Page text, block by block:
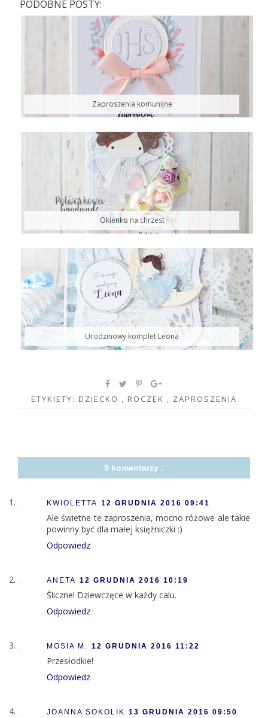
PODOBNE POSTY:
Zaproszenia komunijne
Okienko na chrzest
Urodzinowy komplet Leona
ETYKIETY: DZIECKO ROCZEK ZAPROSZENIA
9 komentarzy :
KWIOLETTA 12 GRUDNIA 2016 09:41
Ale świetne te zaproszenia, mocno różowe ale takie
powinny być dla małej księżniczki :)
Odpowiedz
ANETA 12 GRUDNIA 2016 10:19
Śliczne! Dziewczęce w każdy calu.
Odpowiedz
MOSIA M. 12 GRUDNIA 2016 11:22
Przesłodkie!
Odpowiedz
JOANNA SOKOLIK 13 GRUDNIA 2016 09:50